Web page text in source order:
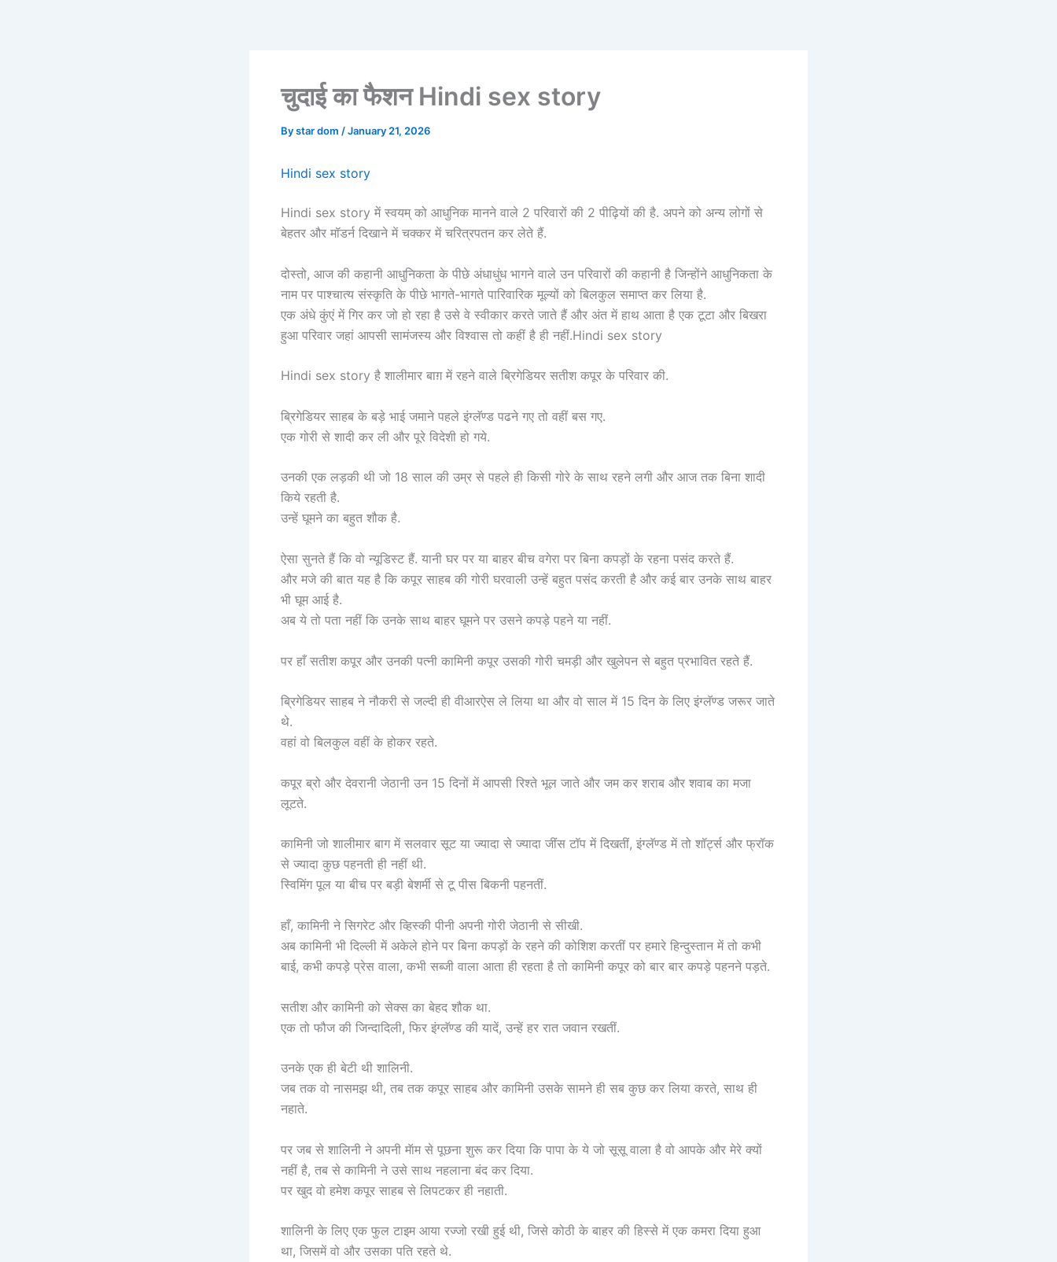
चुदाई का फैशन Hindi sex story
Bystar dom /January 21, 2026
Hindi sex story
Hindi sex story में स्वयम् को आधुनिक मानने वाले 2 परिवारों की 2 पीढ़ियों की है. अपने को अन्य लोगों से
बेहतर और मॉडर्न दिखाने में चक्कर में चरित्रपतन कर लेते हैं.
दोस्तो, आज की कहानी आधुनिकता के पीछे अंधाधुंध भागने वाले उन परिवारों की कहानी है जिन्होंने आधुनिकता के
नाम पर पाश्चात्य संस्कृति के पीछे भागते-भागते पारिवारिक मूल्यों को बिलकुल समाप्त कर लिया है.
एक अंधे कुंएं में गिर कर जो हो रहा है उसे वे स्वीकार करते जाते हैं और अंत में हाथ आता है एक टूटा और बिखरा
हुआ परिवार जहां आपसी सामंजस्य और विश्वास तो कहीं है ही नहीं.Hindi sex story
Hindi sex story है शालीमार बाग़ में रहने वाले ब्रिगेडियर सतीश कपूर के परिवार की.
ब्रिगेडियर साहब के बड़े भाई जमाने पहले इंग्लॅण्ड पढने गए तो वहीं बस गए.
एक गोरी से शादी कर ली और पूरे विदेशी हो गये.
उनकी एक लड़की थी जो 18 साल की उम्र से पहले ही किसी गोरे के साथ रहने लगी और आज तक बिना शादी
किये रहती है.
उन्हें घूमने का बहुत शौक है.
ऐसा सुनते हैं कि वो न्यूडिस्ट हैं. यानी घर पर या बाहर बीच वगेरा पर बिना कपड़ों के रहना पसंद करते हैं.
और मजे की बात यह है कि कपूर साहब की गोरी घरवाली उन्हें बहुत पसंद करती है और कई बार उनके साथ बाहर
भी घूम आई है.
अब ये तो पता नहीं कि उनके साथ बाहर घूमने पर उसने कपड़े पहने या नहीं.
पर हाँ सतीश कपूर और उनकी पत्नी कामिनी कपूर उसकी गोरी चमड़ी और खुलेपन से बहुत प्रभावित रहते हैं.
ब्रिगेडियर साहब ने नौकरी से जल्दी ही वीआरऐस ले लिया था और वो साल में 15 दिन के लिए इंग्लॅण्ड जरूर जाते
थे.
वहां वो बिलकुल वहीं के होकर रहते.
कपूर ब्रो और देवरानी जेठानी उन 15 दिनों में आपसी रिश्ते भूल जाते और जम कर शराब और शवाब का मजा
लूटते.
कामिनी जो शालीमार बाग में सलवार सूट या ज्यादा से ज्यादा जींस टॉप में दिखतीं, इंग्लॅण्ड में तो शॉर्ट्स और फ्रॉक
से ज्यादा कुछ पहनती ही नहीं थी.
स्विमिंग पूल या बीच पर बड़ी बेशर्मी से टू पीस बिकनी पहनतीं.
हाँ, कामिनी ने सिगरेट और व्हिस्की पीनी अपनी गोरी जेठानी से सीखी.
अब कामिनी भी दिल्ली में अकेले होने पर बिना कपड़ों के रहने की कोशिश करतीं पर हमारे हिन्दुस्तान में तो कभी
बाई, कभी कपड़े प्रेस वाला, कभी सब्जी वाला आता ही रहता है तो कामिनी कपूर को बार बार कपड़े पहनने पड़ते.
सतीश और कामिनी को सेक्स का बेहद शौक था.
एक तो फौज की जिन्दादिली, फिर इंग्लॅण्ड की यादें, उन्हें हर रात जवान रखतीं.
उनके एक ही बेटी थी शालिनी.
जब तक वो नासमझ थी, तब तक कपूर साहब और कामिनी उसके सामने ही सब कुछ कर लिया करते, साथ ही
नहाते.
पर जब से शालिनी ने अपनी मॅाम से पूछना शुरू कर दिया कि पापा के ये जो सूसू वाला है वो आपके और मेरे क्यों
नहीं है, तब से कामिनी ने उसे साथ नहलाना बंद कर दिया.
पर खुद वो हमेश कपूर साहब से लिपटकर ही नहाती.
शालिनी के लिए एक फुल टाइम आया रज्जो रखी हुई थी, जिसे कोठी के बाहर की हिस्से में एक कमरा दिया हुआ
था, जिसमें वो और उसका पति रहते थे.